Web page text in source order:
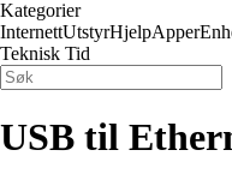
Kategorier
InternettUtstyrHjelpApper
Teknisk Tid
USB til